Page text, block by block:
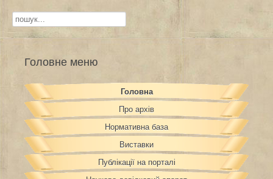
Пошук...
Головне меню
Головна
Про архів
Нормативна база
Виставки
Публікації на порталі